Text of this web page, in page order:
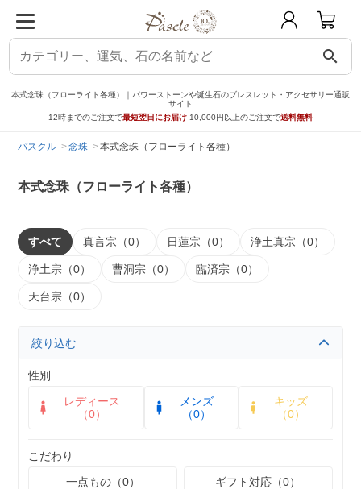
search
本式念珠（フローライト各種）｜パワーストーンや誕生石のブレスレット・アクセサリー通販
サイト
12時までのご注文で最短翌日にお届け 10,000円以上のご注文で送料無料
パスクル 念珠 本式念珠（フローライト各種）
本式念珠（フローライト各種）
すべて 真言宗（0） 日蓮宗（0） 浄土真宗（0）
浄土宗（0） 曹洞宗（0） 臨済宗（0）
天台宗（0）
絞り込む
性別
レディース
（0）
メンズ
（0）
キッズ
（0）
こだわり
一点もの（0）
ギフト対応（0）